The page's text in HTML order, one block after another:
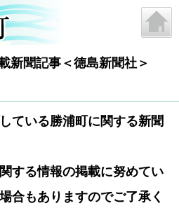
新聞記事＜徳島新聞社＞
ている勝浦町に関する新聞
する情報の掲載に努めてい
合もありますのでご了承く